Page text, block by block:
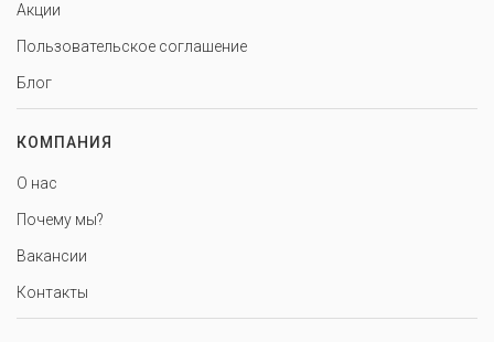
Акции
Пользовательское соглашение
Блог
КОМПАНИЯ
О нас
Почему мы?
Вакансии
Контакты